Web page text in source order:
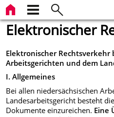
Elektronischer
Elektronischer Rechtsverkehr
Arbeitsgerichten und dem
I. Allgemeines
Bei allen niedersächsischen
Landesarbeitsgericht besteht
Dokumente einzureichen. Eine